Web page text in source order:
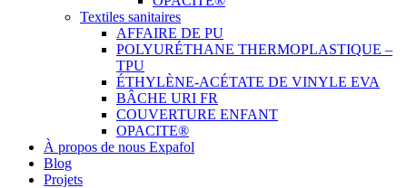
Textiles sanitaires
AFFAIRE DE PU
POLYURÉTHANE THERMOPLASTIQUE –
TPU
ÉTHYLÈNE-ACÉTATE DE VINYLE EVA
BÂCHE URI FR
COUVERTURE ENFANT
OPACITE®
À propos de nous Expafol
Blog
Projets